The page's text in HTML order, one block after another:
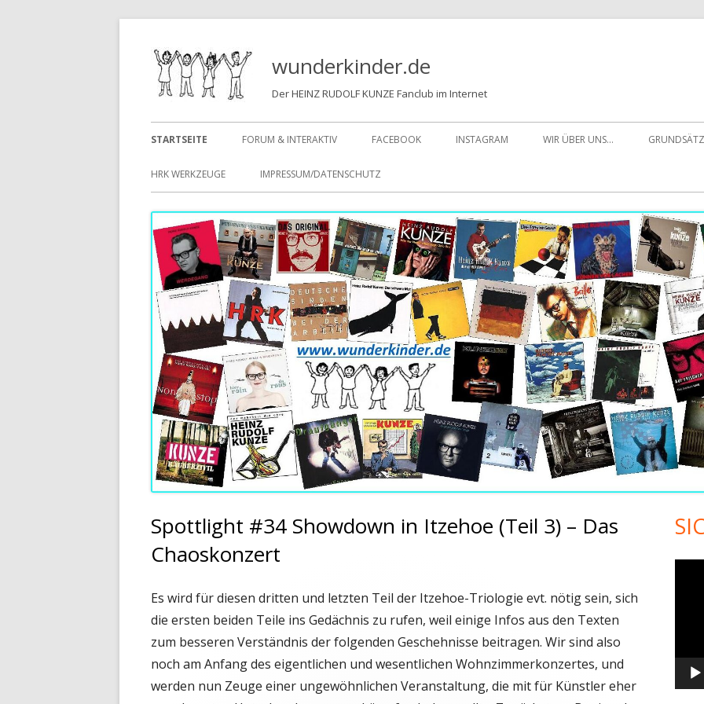
wunderkinder.de
Der HEINZ RUDOLF KUNZE Fanclub im Internet
Primäres
Menü
STARTSEITE FORUM & INTERAKTIV FACEBOOK INSTAGRAM WIR ÜBER UNS…
HRK WERKZEUGE IMPRESSUM/DATENSCHUTZ
Spottlight #34 Showdown in Itzehoe (Teil 3) – Das
Chaoskonzert
Es wird für diesen dritten und letzten Teil der Itzehoe-Triologie evt. nötig sein, sich
die ersten beiden Teile ins Gedächnis zu rufen, weil einige Infos aus den Texten
zum besseren Verständnis der folgenden Geschehnisse beitragen. Wir sind also
noch am Anfang des eigentlichen und wesentlichen Wohnzimmerkonzertes, und
werden nun Zeuge einer ungewöhnlichen Veranstaltung, die mit für Künstler eher